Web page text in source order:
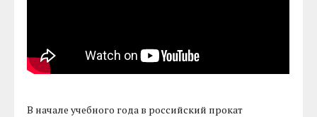
В начале учебного года в российский прокат